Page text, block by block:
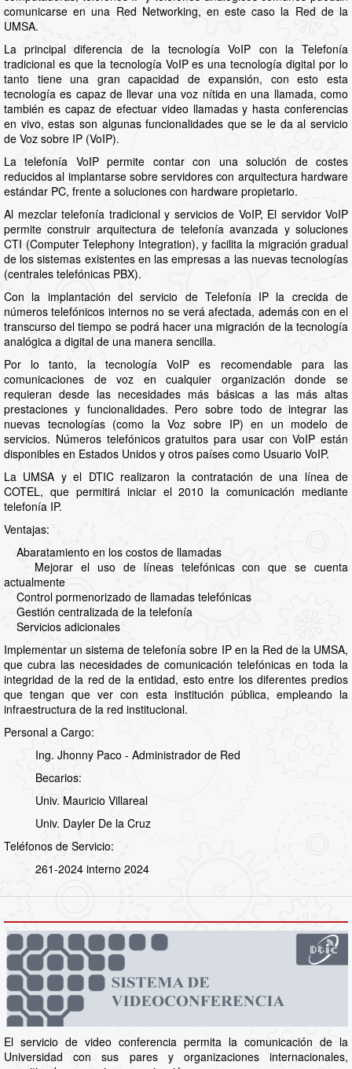
comunicarse en una Red Networking, en este caso la Red de la
UMSA.
La principal diferencia de la tecnología VoIP con la Telefonía
tradicional es que la tecnología VoIP es una tecnología digital por lo
tanto tiene una gran capacidad de expansión, con esto esta
tecnología es capaz de llevar una voz nítida en una llamada, como
también es capaz de efectuar video llamadas y hasta conferencias
en vivo, estas son algunas funcionalidades que se le da al servicio
de Voz sobre IP (VoIP).
La telefonía VoIP permite contar con una solución de costes
reducidos al implantarse sobre servidores con arquitectura hardware
estándar PC, frente a soluciones con hardware propietario.
Al mezclar telefonía tradicional y servicios de VoIP, El servidor VoIP
permite construir arquitectura de telefonía avanzada y soluciones
CTI (Computer Telephony Integration), y facilita la migración gradual
de los sistemas existentes en las empresas a las nuevas tecnologías
(centrales telefónicas PBX).
Con la implantación del servicio de Telefonía IP la crecida de
números telefónicos internos no se verá afectada, además con en el
transcurso del tiempo se podrá hacer una migración de la tecnología
analógica a digital de una manera sencilla.
Por lo tanto, la tecnología VoIP es recomendable para las
comunicaciones de voz en cualquier organización donde se
requieran desde las necesidades más básicas a las más altas
prestaciones y funcionalidades. Pero sobre todo de integrar las
nuevas tecnologías (como la Voz sobre IP) en un modelo de
servicios. Números telefónicos gratuitos para usar con VoIP están
disponibles en Estados Unidos y otros países como Usuario VoIP.
La UMSA y el DTIC realizaron la contratación de una línea de
COTEL, que permitirá iniciar el 2010 la comunicación mediante
telefonía IP.
Ventajas:
Abaratamiento en los costos de llamadas
Mejorar el uso de líneas telefónicas con que se cuenta
actualmente
Control pormenorizado de llamadas telefónicas
Gestión centralizada de la telefonía
Servicios adicionales
Implementar un sistema de telefonía sobre IP en la Red de la UMSA,
que cubra las necesidades de comunicación telefónicas en toda la
integridad de la red de la entidad, esto entre los diferentes predios
que tengan que ver con esta institución pública, empleando la
infraestructura de la red institucional.
Personal a Cargo:
Ing. Jhonny Paco - Administrador de Red
Becarios:
Univ. Mauricio Villareal
Univ. Dayler De la Cruz
Teléfonos de Servicio:
261-2024 interno 2024
El servicio de video conferencia permita la comunicación de la
Universidad con sus pares y organizaciones internacionales,